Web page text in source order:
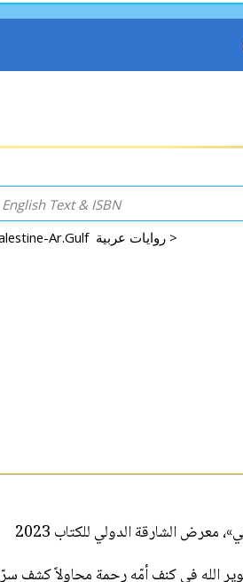
Arabic Fiction: Iraq-Jordan-Palestine-Ar.Gulf روايات عربية >
معرض الشارقة الدولي للكتاب 2023
الله في كنف أمّه رحمة محاولاً كشف